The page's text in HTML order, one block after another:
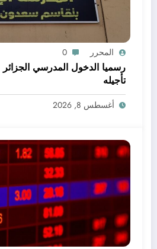
المحرر 0
تأجيله
أغسطس 8, 2026